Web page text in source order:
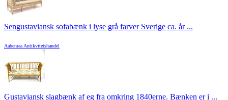
Sengustaviansk sofabænk i lyse grå farver Sverige ca. år ...
Aabenraa Antikvitetshandel
Gustaviansk slagbænk af eg fra omkring 1840erne. Bænken er i ...